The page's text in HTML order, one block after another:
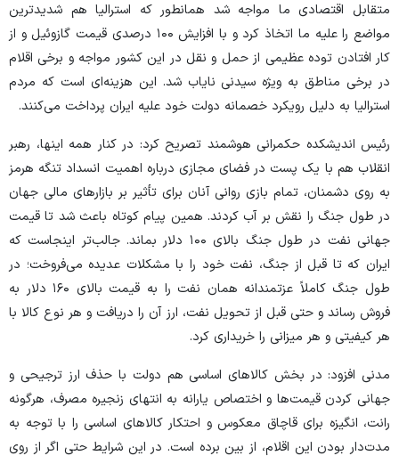
متقابل اقتصادی ما مواجه شد همانطور که استرالیا هم شدیدترین
مواضع را علیه ما اتخاذ کرد و با افزایش ۱۰۰ درصدی قیمت گازوئیل و از
کار افتادن توده عظیمی از حمل و نقل در این کشور مواجه و برخی اقلام
در برخی مناطق به ویژه سیدنی نایاب شد. این هزینه‌ای است که مردم
استرالیا به دلیل رویکرد خصمانه دولت خود علیه ایران پرداخت می‌کنند.
رئیس اندیشکده حکمرانی هوشمند تصریح کرد: در کنار همه اینها، رهبر
انقلاب هم با یک پست در فضای مجازی درباره اهمیت انسداد تنگه هرمز
به روی دشمنان، تمام بازی روانی آنان برای تأثیر بر بازار‌های مالی جهان
در طول جنگ را نقش بر آب کردند. همین پیام کوتاه باعث شد تا قیمت
جهانی نفت در طول جنگ بالای ۱۰۰ دلار بماند. جالب‌تر اینجاست که
ایران که تا قبل از جنگ، نفت خود را با مشکلات عدیده می‌فروخت؛ در
طول جنگ کاملاً عزتمندانه همان نفت را به قیمت بالای ۱۶۰ دلار به
فروش رساند و حتی قبل از تحویل نفت، ارز آن را دریافت و هر نوع کالا با
هر کیفیتی و هر میزانی را خریداری کرد.
مدنی افزود: در بخش کالا‌های اساسی هم دولت با حذف ارز ترجیحی و
جهانی کردن قیمت‌ها و اختصاص یارانه به انتهای زنجیره مصرف، هرگونه
رانت، انگیزه برای قاچاق معکوس و احتکار کالا‌های اساسی را با توجه به
مدت‌دار بودن این اقلام، از بین برده است. در این شرایط حتی اگر از روی